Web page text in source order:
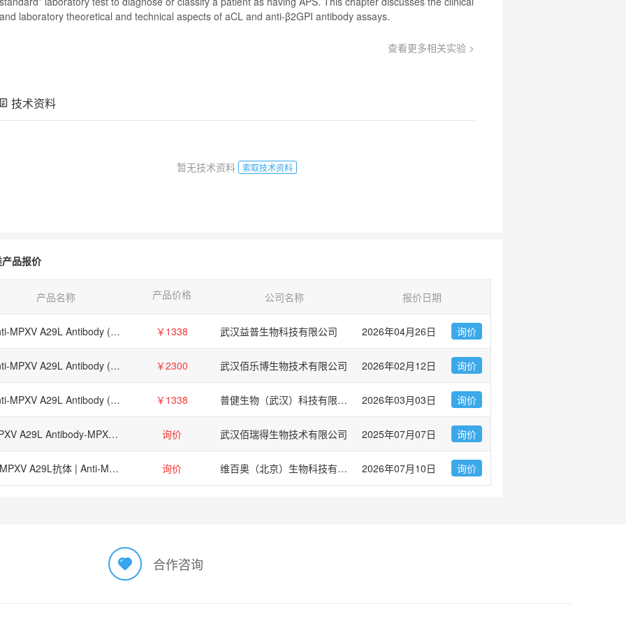
and laboratory theoretical and technical aspects of aCL and anti-β2GPI antibody assays.
查看更多相关实验 >
技术资料
暂无技术资料 索取技术资料
品报价
产品名称 产品价格 公司名称 报价日期
Anti-MPXV A29L Antibody (P2H9) ￥1338 武汉益普生物科技有限公司 2026年04月26日 询价
Anti-MPXV A29L Antibody (P2H9) ￥2300 武汉佰乐博生物技术有限公司 2026年02月12日 询价
Anti-MPXV A29L Antibody (P2H9), 抗MPXVA29L抗体 (P2H9) ￥1338 普健生物（武汉）科技有限公司 2026年03月03日 询价
MPXV A29L Antibody-MPXV A29L Antibody 询价 武汉佰瑞得生物技术有限公司 2025年07月07日 询价
抗MPXV A29L抗体 | Anti-MPXV A29L Antibody 询价 维百奥（北京）生物科技有限公司 2026年07月10日 询价
合作咨询